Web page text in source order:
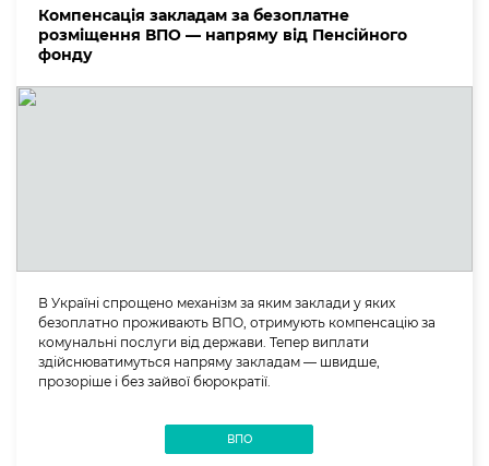
Компенсація закладам за безоплатне
розміщення ВПО — напряму від Пенсійного
фонду
В Україні спрощено механізм за яким заклади у яких
безоплатно проживають ВПО, отримують компенсацію за
комунальні послуги від держави. Тепер виплати
здійснюватимуться напряму закладам — швидше,
прозоріше і без зайвої бюрократії.
ВПО